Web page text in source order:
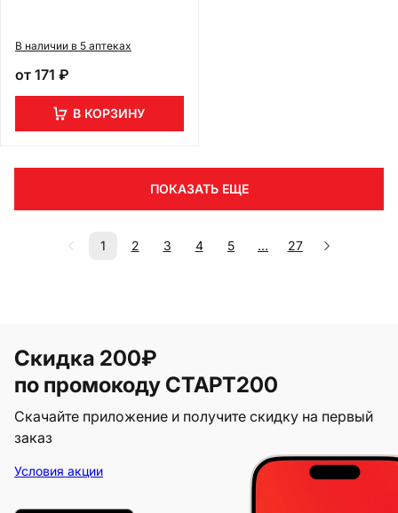
В наличии в 5 аптеках
от 171 ₽
В КОРЗИНУ
ПОКАЗАТЬ ЕЩЕ
1 2 3 4 5 ... 27
Скидка 200₽
по промокоду СТАРТ200
Скачайте приложение и получите скидку на первый
заказ
Условия акции